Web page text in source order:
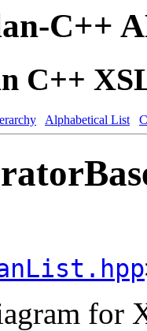
C++
C++
Alphabetical List
for